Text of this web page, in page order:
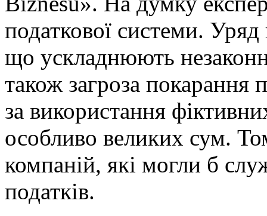
податкової системи. Уряд
що ускладнюють
також загроза покарання
за використання
особливо великих сум.
компаній, які могли б
податків.